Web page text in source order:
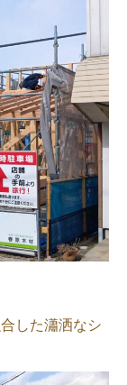
した瀟洒なシ